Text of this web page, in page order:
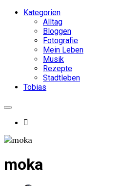
Kategorien
Alltag
Bloggen
Fotografie
Mein Leben
Musik
Rezepte
Stadtleben
Tobias
moka